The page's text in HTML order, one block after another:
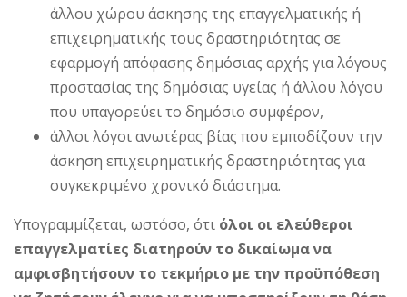
άλλου χώρου άσκησης της επαγγελματικής ή
επιχειρηματικής τους δραστηριότητας σε
εφαρμογή απόφασης δημόσιας αρχής για λόγους
προστασίας της δημόσιας υγείας ή άλλου λόγου
που υπαγορεύει το δημόσιο συμφέρον,
άλλοι λόγοι ανωτέρας βίας που εμποδίζουν την
άσκηση επιχειρηματικής δραστηριότητας για
συγκεκριμένο χρονικό διάστημα.
Υπογραμμίζεται, ωστόσο, ότι όλοι οι ελεύθεροι
επαγγελματίες διατηρούν το δικαίωμα να
αμφισβητήσουν το τεκμήριο με την προϋπόθεση